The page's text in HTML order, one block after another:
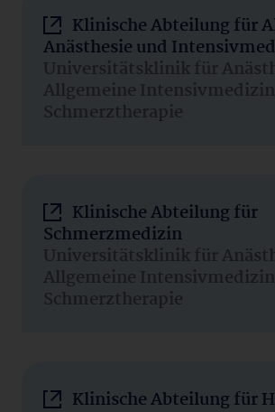
Klinische Abteilung für
Anästhesie und
Universitätsklinik für
Allgemeine
Schmerztherapie
Klinische Abteilung für
Schmerzmedizin
Universitätsklinik für
Allgemeine
Schmerztherapie
Klinische Abteilung für